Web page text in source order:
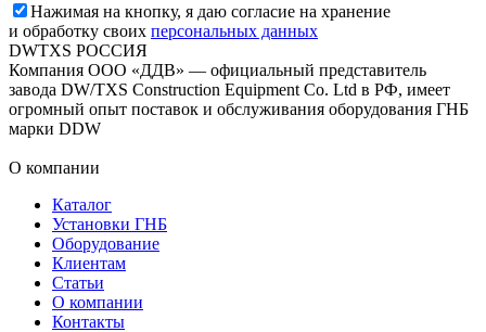
Нажимая на кнопку, я даю согласие на хранение
и обработку своих персональных данных
DWTXS РОССИЯ
Компания ООО «ДДВ» — официальный представитель
завода DW/TXS Construction Equipment Co. Ltd в РФ, имеет
огромный опыт поставок и обслуживания оборудования ГНБ
марки DDW
О компании
Каталог
Установки ГНБ
Оборудование
Клиентам
Статьи
О компании
Контакты